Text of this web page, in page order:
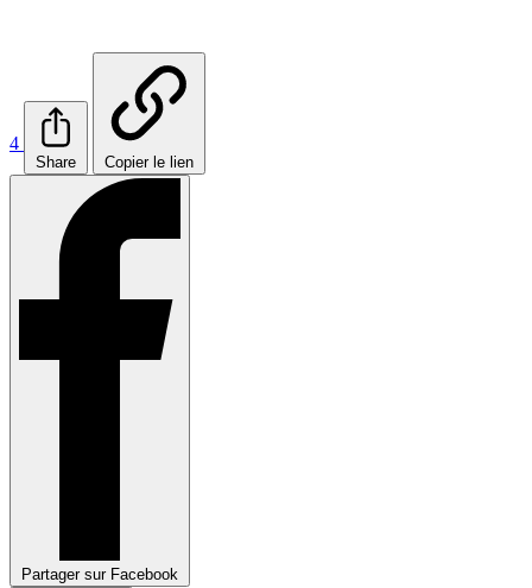
4
Share Copier le lien
Partager sur Facebook